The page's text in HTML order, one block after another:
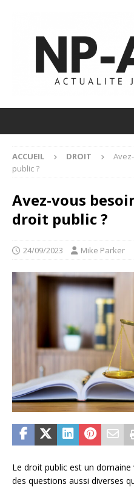
ACCUEIL DROIT
public ?
Avez-vous
droit public ?
24/09/2023 Mike Parker
Le droit public est un
des questions aussi diverses